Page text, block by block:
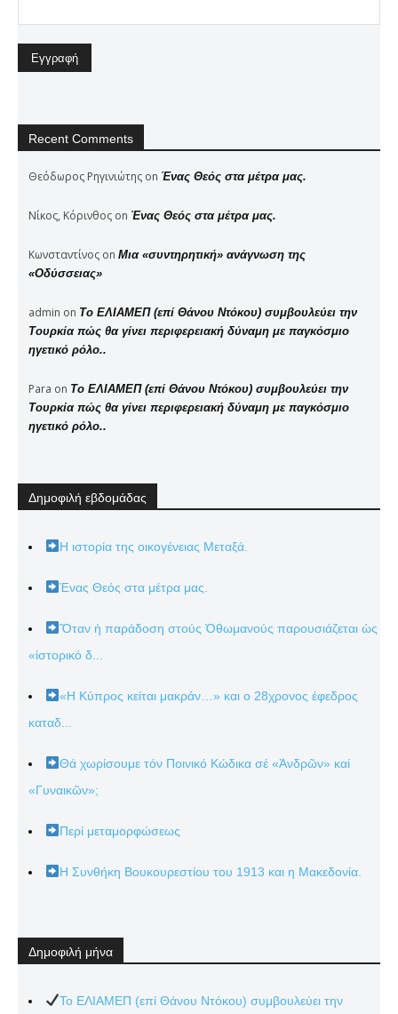
Recent Comments
Θεόδωρος Ρηγινιώτης on Ένας Θεός στα μέτρα μας.
Νίκος, Κόρινθος on Ένας Θεός στα μέτρα μας.
Κωνσταντίνος on Μια «συντηρητική» ανάγνωση της
«Οδύσσειας»
admin on Το ΕΛΙΑΜΕΠ (επί Θάνου Ντόκου) συμβουλεύει την
Τουρκία πώς θα γίνει περιφερειακή δύναμη με παγκόσμιο
ηγετικό ρόλο..
Para on Το ΕΛΙΑΜΕΠ (επί Θάνου Ντόκου) συμβουλεύει την
Τουρκία πώς θα γίνει περιφερειακή δύναμη με παγκόσμιο
ηγετικό ρόλο..
Δημοφιλή εβδομάδας
Η ιστορία της οικογένειας Μεταξά.
Ένας Θεός στα μέτρα μας.
Ὅταν ἡ παράδοση στούς Ὀθωμανούς παρουσιάζεται ὡς
«ἱστορικό δ...
«Η Κύπρος κείται μακράν…» και ο 28χρονος έφεδρος
καταδ...
Θά χωρίσουμε τόν Ποινικό Κώδικα σέ «Ἀνδρῶν» καί
«Γυναικῶν»;
Περί μεταμορφώσεως
Η Συνθήκη Βουκουρεστίου του 1913 και η Μακεδονία.
Δημοφιλή μήνα
Το ΕΛΙΑΜΕΠ (επί Θάνου Ντόκου) συμβουλεύει την